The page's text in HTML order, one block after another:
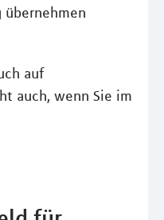
übernehmen
auf
auch, wenn Sie im